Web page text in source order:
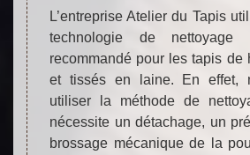
L’entreprise Atelier du Tapis
technologie de
recommandé pour les tapis de
et tissés en laine. En effet,
utiliser la méthode de
nécessite un détachage, un
brossage mécanique de la